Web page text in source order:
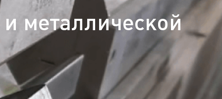
металлической